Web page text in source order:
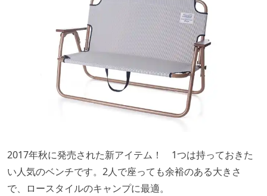
2017年秋に発売された新アイテム！ 1つは持っておきた
い人気のベンチです。2人で座っても余裕のある大きさ
で、ロースタイルのキャンプに最適。